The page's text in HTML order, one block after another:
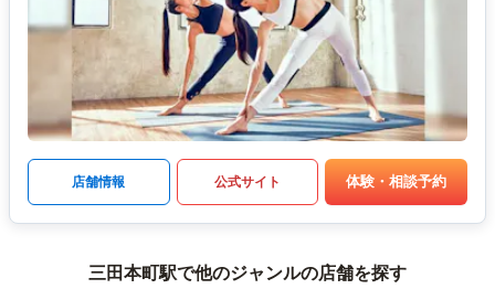
店舗情報 公式サイト 体験・相談予約
三田本町駅で他のジャンルの店舗を探す